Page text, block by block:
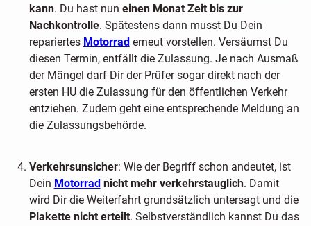
kann. Du hast nun einen Monat Zeit bis zur
Nachkontrolle. Spätestens dann musst Du Dein
repariertes Motorraderneut vorstellen. Versäumst Du
diesen Termin, entfällt die Zulassung. Je nach Ausmaß
der Mängel darf Dir der Prüfer sogar direkt nach der
ersten HU die Zulassung für den öffentlichen Verkehr
entziehen. Zudem geht eine entsprechende Meldung an
die Zulassungsbehörde.
Verkehrsunsicher: Wie der Begriff schon andeutet, ist
Dein Motorrad nicht mehr verkehrstauglich. Damit
wird Dir die Weiterfahrt grundsätzlich untersagt und die
Plakette nicht erteilt. Selbstverständlich kannst Du das